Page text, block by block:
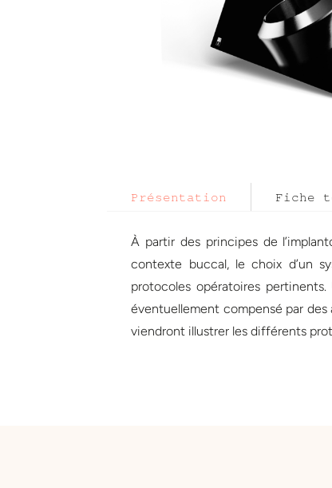
Présentation Fiche
À partir des principes de
contexte buccal, le choix d’un
protocoles opératoires
éventuellement compensé par des
viendront illustrer les différents